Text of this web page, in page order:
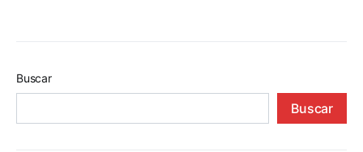
Buscar
Buscar